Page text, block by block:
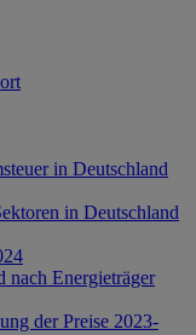
in Deutschland
in Deutschland
nach Energieträger
der Preise 2023-